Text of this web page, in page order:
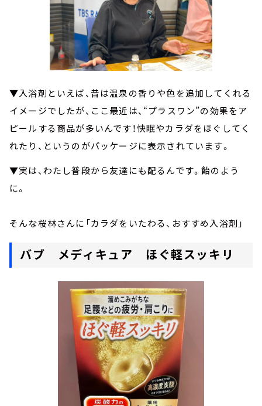
▼入浴剤といえば、昔は温泉の香りや色を追加してくれる
イメージでしたが、ここ最近は、“プラスワン”の効果をア
ピールする商品が多いんです！快眠やカラダをほぐしてく
れたり、というのがパッケージに表示されています。
▼実は、わたし普段から友達にも配るんです。飴のよう
に。
そんな桜林さんに「カラダをいたわる、おすすめ入浴剤」
バブ メディキュア ほぐ軽スッキリ